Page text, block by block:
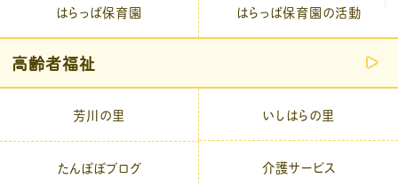
はらっぱ保育園 はらっぱ保育園の活動
高齢者福祉
芳川の里 いしはらの里
たんぽぽブログ 介護サービス